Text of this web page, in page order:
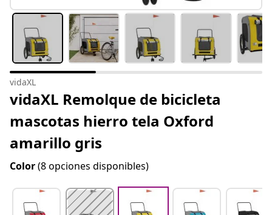
vidaXL
vidaXL Remolque de bicicleta
mascotas hierro tela Oxford
amarillo gris
Color(8 opciones disponibles)